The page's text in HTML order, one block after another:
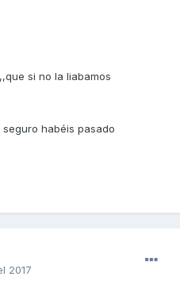
si no la liabamos
habéis pasado
2017